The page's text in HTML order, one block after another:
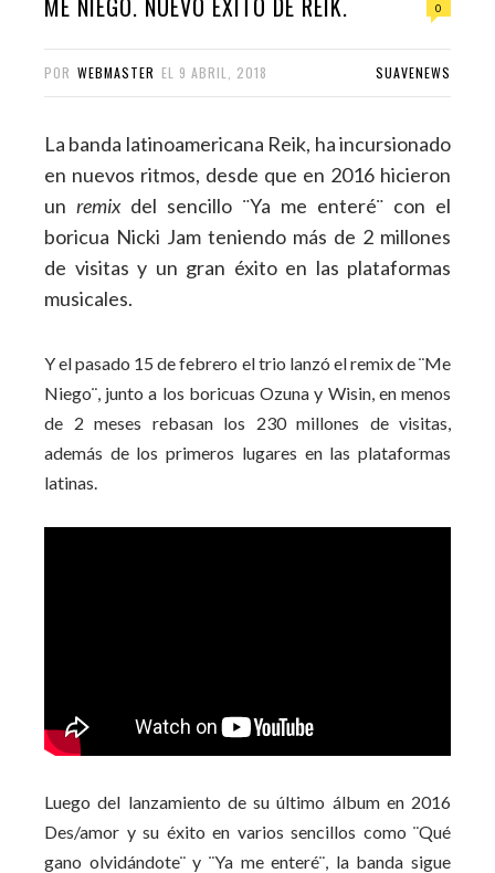
ME NIEGO. NUEVO ÉXITO DE REIK. 0
POR WEBMASTER EL 9 ABRIL, 2018 SUAVENEWS
La banda latinoamericana Reik, ha incursionado
en nuevos ritmos, desde que en 2016 hicieron
unremixdel sencillo ¨Ya me enteré¨ con el
boricua Nicki Jam teniendo más de 2 millones
de visitas y un gran éxito en las plataformas
musicales.
Y el pasado 15 de febrero el trio lanzó el remix de ¨Me
Niego¨, junto a los boricuas Ozuna y Wisin, en menos
de 2 meses rebasan los 230 millones de visitas,
además de los primeros lugares en las plataformas
latinas.
Luego del lanzamiento de su último álbum en 2016
Des/amor y su éxito en varios sencillos como ¨Qué
gano olvidándote¨ y ¨Ya me enteré¨, la banda sigue